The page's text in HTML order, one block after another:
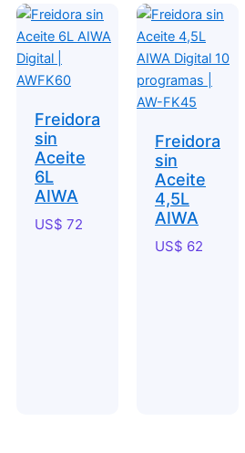
Freidora
sin
Aceite
6L
AIWA
US$ 72
Freidora
sin
Aceite
4,5L
AIWA
US$ 62